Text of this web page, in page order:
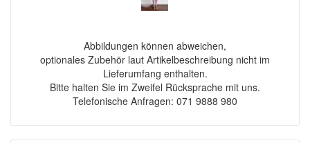
Abbildungen können abweichen,
optionales Zubehör laut Artikelbeschreibung nicht im
Lieferumfang enthalten.
Bitte halten Sie im Zweifel Rücksprache mit uns.
Telefonische Anfragen: 071 9888 980